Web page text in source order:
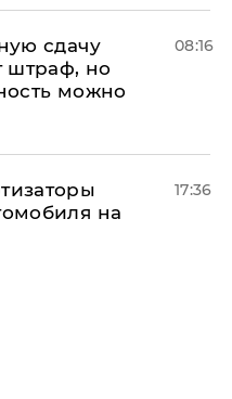
сдачу
штраф, но
можно
08:16
на
17:36